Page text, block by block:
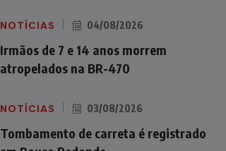
NOTÍCIAS 04/08/2026
Irmãos de 7 e 14 anos morrem
atropelados na BR-470
NOTÍCIAS 03/08/2026
Tombamento de carreta é registrado